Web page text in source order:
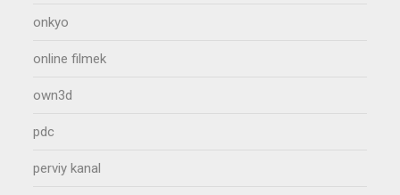
onkyo
online filmek
own3d
pdc
perviy kanal